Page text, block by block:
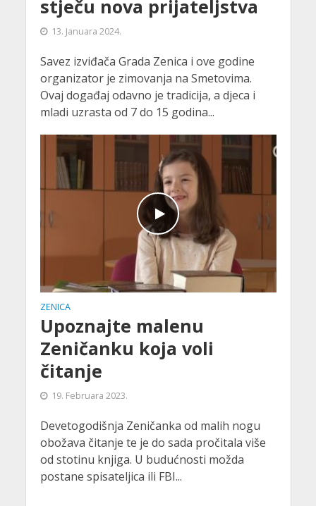
stječu nova prijateljstva
13. Januara 2024.
Savez izviđača Grada Zenica i ove godine
organizator je zimovanja na Smetovima.
Ovaj događaj odavno je tradicija, a djeca i
mladi uzrasta od 7 do 15 godina...
ZENICA
Upoznajte malenu
Zeničanku koja voli
čitanje
19. Februara 2023.
Devetogodišnja Zeničanka od malih nogu
obožava čitanje te je do sada pročitala više
od stotinu knjiga. U budućnosti možda
postane spisateljica ili FBI...